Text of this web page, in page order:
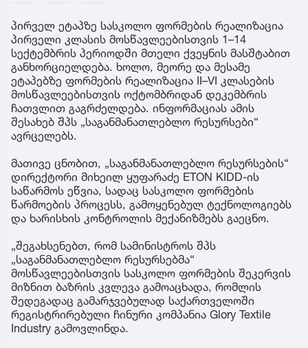
პირველ ეტაპზე სასკოლო ფორმების რეალიზაცია
პირველი კლასის მოსწავლეებისთვის 1–14
სექტემბრის პერიოდში მთელი ქვეყნის მასშტაბით
განხორციელდება. ხოლო, მეორე და მესამე
ეტაპებზე ფორმების რეალიზაცია II–VI კლასების
მოსწავლეებისთვის ოქტომბრიდან დეკემბრის
ჩათვლით გაგრძელდება. ინფორმაციას ამის
შესახებ შპს „საგანმანათლებლო რესურსები“
ავრცელებს.
მათივე ცნობით, „საგანმანათლებლო რესურსების“
დირექტორი მიხეილ ყუფარაძე ETON KIDD-ის
საწარმოს ეწვია, სადაც სასკოლო ფორმების
წარმოების პროცესს, გამოყენებულ ტექნოლოგიებს
და ხარისხის კონტროლის მექანიზმებს გაეცნო.
„შეგახსენებთ, რომ სამინისტროს შპს
„საგანმანათლებლო რესურსებმა“
მოსწავლეებისთვის სასკოლო ფორმების შეკერვის
მიზნით ბაზრის კვლევა გამოაცხადა, რომლის
შედეგადაც გამარჯვებულად საქართველოში
რეგისტრირებული ჩინური კომპანია Glory Textile
Industry გამოვლინდა.